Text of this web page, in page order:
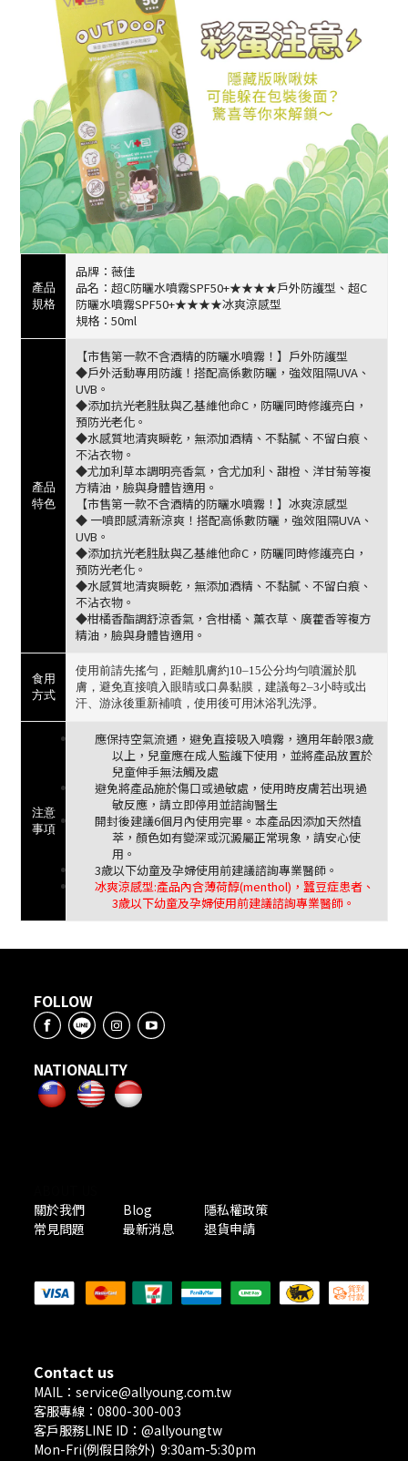
產品
規格
品牌：薇佳
品名：超C防曬水噴霧SPF50+★★★★戶外防護型、超C
防曬水噴霧SPF50+★★★★冰爽涼感型
規格：50ml
產品
特色
【市售第一款不含酒精的防曬水噴霧！】 戶外防護型
◆戶外活動專用防護！搭配高係數防曬，強效阻隔UVA、
UVB。
◆添加抗光老胜肽與乙基維他命C，防曬同時修護亮白，
預防光老化。
◆水感質地清爽瞬乾，無添加酒精、不黏膩、不留白痕、
不沾衣物。
◆尤加利草本調明亮香氣，含尤加利、甜橙、洋甘菊等複
方精油，臉與身體皆適用。
【市售第一款不含酒精的防曬水噴霧！】 冰爽涼感型
◆ 一噴即感清新涼爽！搭配高係數防曬，強效阻隔UVA、
UVB。
◆添加抗光老胜肽與乙基維他命C，防曬同時修護亮白，
預防光老化。
◆水感質地清爽瞬乾，無添加酒精、不黏膩、不留白痕、
不沾衣物。
◆柑橘香酯調舒涼香氣，含柑橘、薰衣草、廣藿香等複方
精油，臉與身體皆適用。
食用
方式
使用前請先搖勻，距離肌膚約10–15公分均勻噴灑於肌
膚，避免直接噴入眼睛或口鼻黏膜，建議每2–3小時或出
汗、游泳後重新補噴，使用後可用沐浴乳洗淨。
注意
事項
應保持空氣流通，避免直接吸入噴霧，適用年齡限3歲
以上，兒童應在成人監護下使用，並將產品放置於
兒童伸手無法觸及處
避免將產品施於傷口或過敏處，使用時皮膚若出現過
敏反應，請立即停用並諮詢醫生
開封後建議6個月內使用完畢。本產品因添加天然植
萃，顏色如有變深或沉澱屬正常現象，請安心使
用。
3歲以下幼童及孕婦使用前建議諮詢專業醫師。
冰爽涼感型:產品內含薄荷醇(menthol)，蠶豆症患者、
3歲以下幼童及孕婦使用前建議諮詢專業醫師。
FOLLOW
NATIONALITY
關於我們
Blog
隱私權政策
常見問題
最新消息 退貨申請
Contact us
MAIL：service@allyoung.com.tw
客服專線：0800-300-003
客戶服務LINE ID：@allyoungtw
Mon-Fri(例假日除外) 9:30am-5:30pm